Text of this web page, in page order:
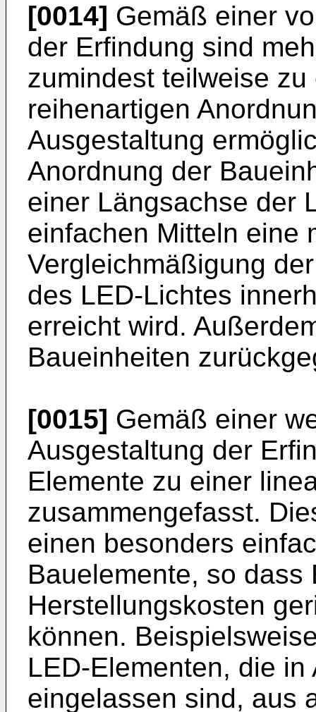
[0014] Gemäß einer
der Erfindung sind
zumindest teilweise
reihenartigen
Ausgestaltung
Anordnung der
einer Längsachse der
einfachen Mitteln eine
Vergleichmäßigung
des LED-Lichtes
erreicht wird.
Baueinheiten
[0015] Gemäß einer
Ausgestaltung der
Elemente zu einer
zusammengefasst.
einen besonders
Bauelemente, so dass
Herstellungskosten
können.
LED-Elementen, die
eingelassen sind, aus